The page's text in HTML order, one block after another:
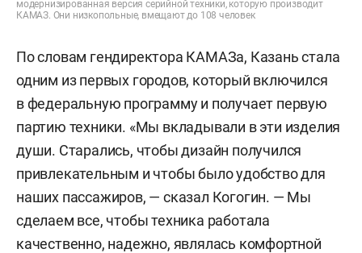
модернизированная версия серийной техники, которую производит
КАМАЗ. Они низкопольные, вмещают до 108 человек
По словам гендиректора КАМАЗа, Казань стала
одним из первых городов, который включился
в федеральную программу и получает первую
партию техники. «Мы вкладывали в эти изделия
души. Старались, чтобы дизайн получился
привлекательным и чтобы было удобство для
наших пассажиров, — сказал Когогин. — Мы
сделаем все, чтобы техника работала
качественно, надежно, являлась комфортной